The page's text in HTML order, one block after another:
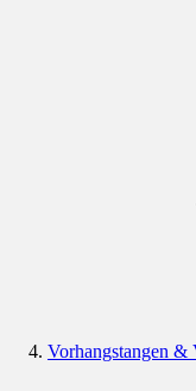
Vorhangstangen &